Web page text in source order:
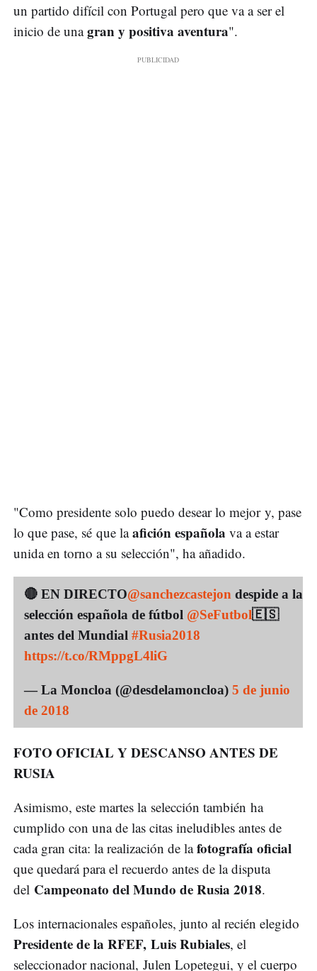
un partido difícil con Portugal pero que va a ser el
inicio de unagran y positiva aventura".
"Como presidente solo puedo desear lo mejor y, pase
lo que pase, sé que laafición española va a estar
unida en torno a su selección", ha añadido.
🔴 EN DIRECTO@sanchezcastejon despide a la
selección española de fútbol @SeFutbol🇪🇸
antes del Mundial #Rusia2018
https://t.co/RMppgL4liG
— La Moncloa (@desdelamoncloa) 5 de junio
de 2018
FOTO OFICIAL Y DESCANSO ANTES DE
RUSIA
Asimismo, este martes la selección también ha
cumplido con una de las citas ineludibles antes de
cada gran cita: la realización de lafotografía oficial
que quedará para el recuerdo antes de la disputa
del Campeonato del Mundo de Rusia 2018.
Los internacionales españoles, junto al recién elegido
Presidente de la RFEF, Luis Rubiales, el
seleccionador nacional, Julen Lopetegui, y el cuerpo